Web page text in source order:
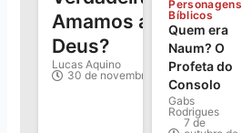
Amamos a
Deus?
Lucas Aquino
30 de novembro de 2025
Personagens
Bíblicos
Quem era
Naum? O
Profeta do
Consolo
Gabs
Rodrigues
7 de